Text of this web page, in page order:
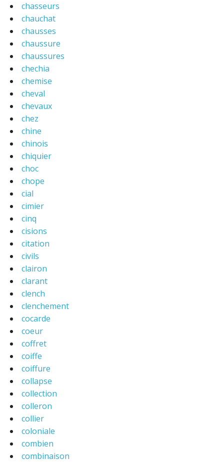
chasseurs
chauchat
chausses
chaussure
chaussures
chechia
chemise
cheval
chevaux
chez
chine
chinois
chiquier
choc
chope
cial
cimier
cinq
cisions
citation
civils
clairon
clarant
clench
clenchement
cocarde
coeur
coffret
coiffe
coiffure
collapse
collection
colleron
collier
coloniale
combien
combinaison